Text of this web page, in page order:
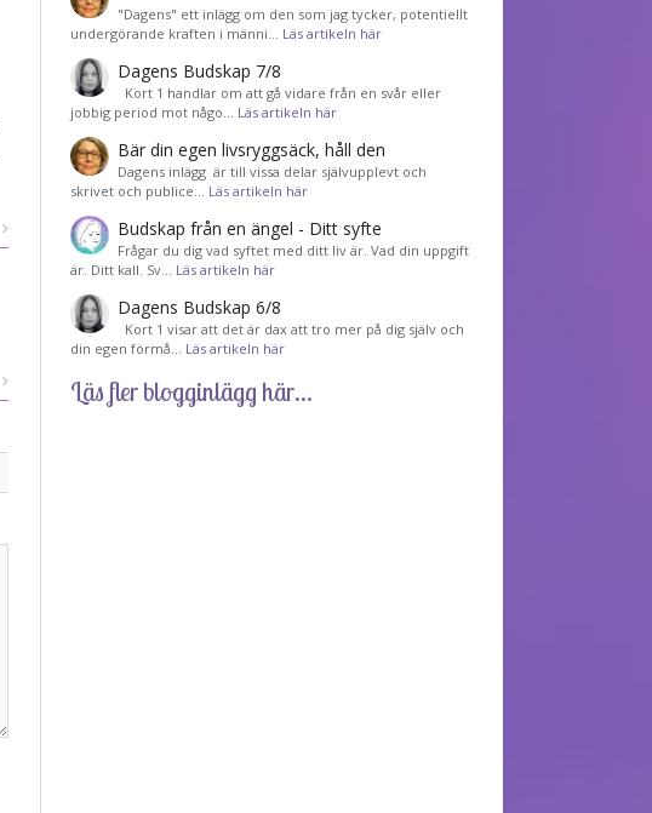
"Dagens" ett inlägg om den som jag tycker, potentiellt
undergörande kraften i männi… Läs artikeln här
Dagens Budskap 7/8
Kort 1 handlar om att gå vidare från en svår eller
jobbig period mot någo… Läs artikeln här
Bär din egen livsryggsäck, håll den
Dagens inlägg är till vissa delar självupplevt och
skrivet och publice… Läs artikeln här
Budskap från en ängel - Ditt syfte
Frågar du dig vad syftet med ditt liv är. Vad din uppgift
är. Ditt kall. Sv… Läs artikeln här
Dagens Budskap 6/8
Kort 1 visar att det är dax att tro mer på dig själv och
din egen förmå… Läs artikeln här
Läs fler blogginlägg här...